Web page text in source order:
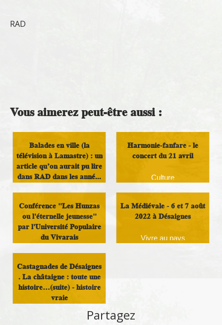
RAD
Vous aimerez peut-être aussi :
Balades en ville (la
télévision à Lamastre) : un
article qu’on aurait pu lire
dans RAD dans les anné...
Harmonie-fanfare - le
concert du 21 avril
Culture
Conférence "Les Hunzas
ou l'éternelle jeunesse"
par l'Université Populaire
du Vivarais
La Médiévale - 6 et 7 août
2022 à Désaignes
Vivre au pays
Castagnades de Désaignes
. La châtaigne : toute une
histoire…(suite) - histoire
vraie
Histoire et PatrimoinePartagez